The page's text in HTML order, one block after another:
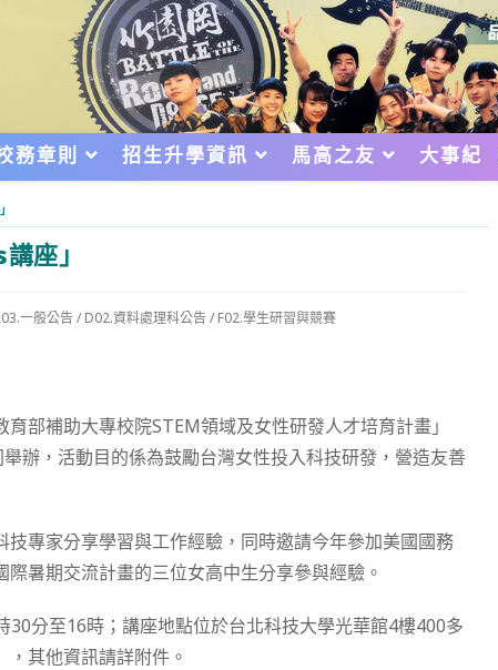
務章則 招生升學資訊 馬高之友 大事紀
座」
一般公告/ D02.資料處理科公告/ F02.學生研習與競賽
部補助大專校院STEM領域及女性研發人才培育計畫」
辦，活動目的係為鼓勵台灣女性投入科技研發，營造友善
專家分享學習與工作經驗，同時邀請今年參加美國國務
暑期交流計畫的三位女高中生分享參與經驗。
分至16時；講座地點位於台北科技大學光華館4樓400多
其他資訊請詳附件。